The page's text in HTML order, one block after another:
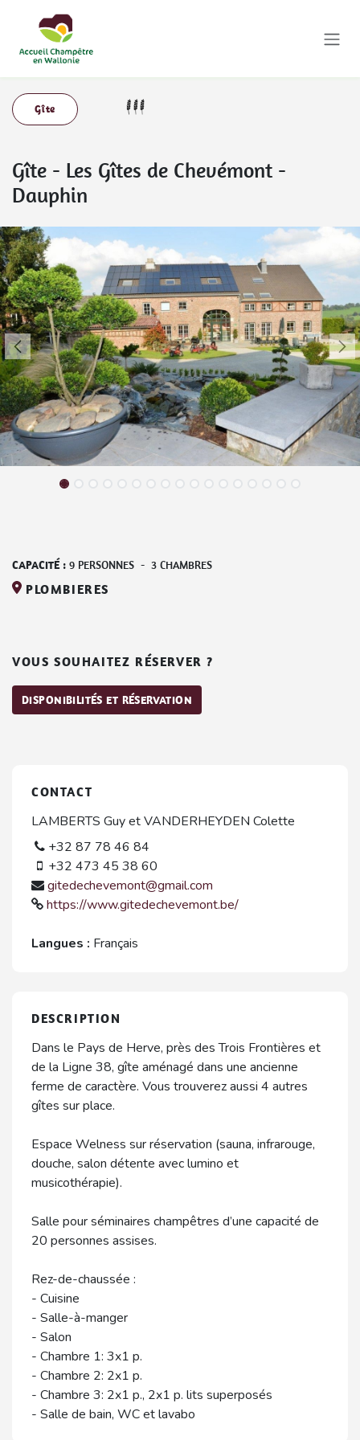
Gîte
Gîte - Les Gîtes de Chevémont -
Dauphin
CAPACITÉ : 9 PERSONNES - 3 CHAMBRES
PLOMBIERES
VOUS SOUHAITEZ RÉSERVER ?
DISPONIBILITÉS ET RÉSERVATION
CONTACT
LAMBERTS Guy et VANDERHEYDEN Colette
+32 87 78 46 84
+32 473 45 38 60
gitedechevemont@gmail.com
https://www.gitedechevemont.be/
Langues : Français
DESCRIPTION
Dans le Pays de Herve, près des Trois Frontières et
de la Ligne 38, gîte aménagé dans une ancienne
ferme de caractère. Vous trouverez aussi 4 autres
gîtes sur place.
Espace Welness sur réservation (sauna, infrarouge,
douche, salon détente avec lumino et
musicothérapie).
Salle pour séminaires champêtres d’une capacité de
20 personnes assises.
Rez-de-chaussée :
- Cuisine
- Salle-à-manger
- Salon
- Chambre 1: 3x1 p.
- Chambre 2: 2x1 p.
- Chambre 3: 2x1 p., 2x1 p. lits superposés
- Salle de bain, WC et lavabo